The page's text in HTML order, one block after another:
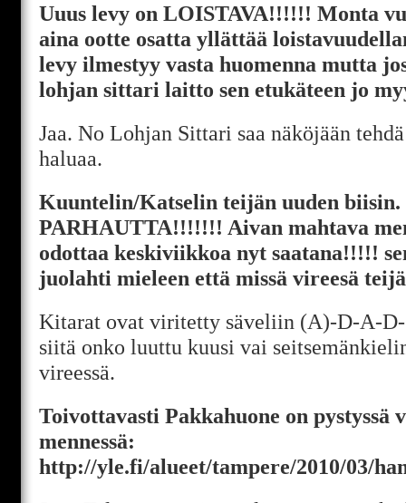
Uuus levy on LOISTAVA!!!!!! Monta
aina ootte osatta yllättää
levy ilmestyy vasta huomenna mutta
lohjan sittari laitto sen etukäteen jo
Jaa. No Lohjan Sittari saa näköjään
haluaa.
Kuuntelin/Katselin teijän uuden biisin.
PARHAUTTA!!!!!!! Aivan mahtava
odottaa keskiviikkoa nyt saatana!!!!!
juolahti mieleen että missä vireesä
Kitarat ovat viritetty säveliin (A)-D-A-
siitä onko luuttu kuusi vai
vireessä.
Toivottavasti Pakkahuone on pystyssä
mennessä:
http://yle.fi/alueet/tampere/2010/03/